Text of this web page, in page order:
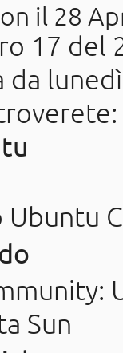
il 28
17 del
da
Ubuntu
Sun